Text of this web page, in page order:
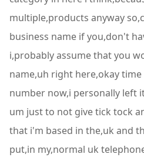
multiple,products anyway
business name if you,don't
i,probably assume that you
name,uh right here,okay
number now,i personally left
um just to not give tick tock
that i'm based in the,uk and
put,in my,normal uk